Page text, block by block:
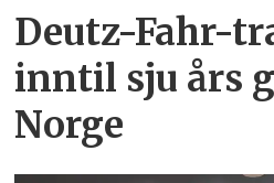
Deutz-Fahr-
inntil sju års
Norge